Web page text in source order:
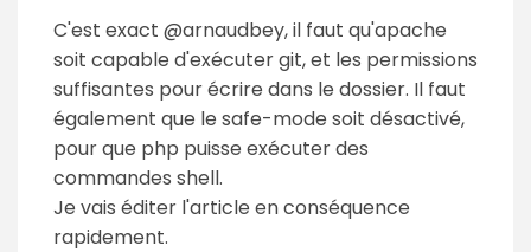
C'est exact @arnaudbey, il faut qu'apache
soit capable d'exécuter git, et les permissions
suffisantes pour écrire dans le dossier. Il faut
également que le safe-mode soit désactivé,
pour que php puisse exécuter des
commandes shell.
Je vais éditer l'article en conséquence
rapidement.